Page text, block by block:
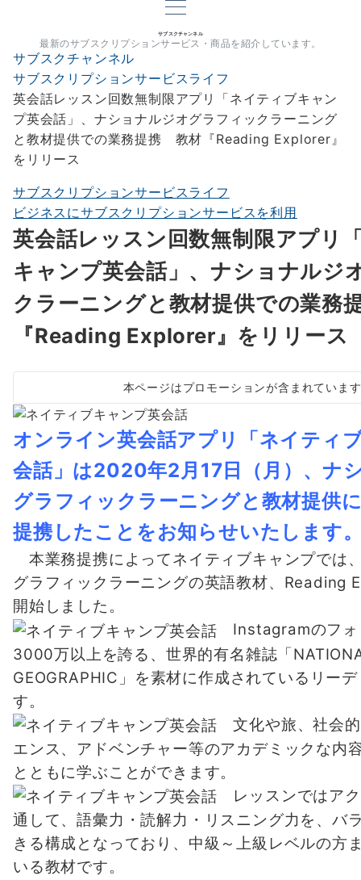
サブスクチャンネル
最新のサブスクリプションサービス・商品を紹介しています。
サブスクチャンネル
サブスクリプションサービスライフ
英会話レッスン回数無制限アプリ「ネイティブキャン
プ英会話」、ナショナルジオグラフィックラーニング
と教材提供での業務提携 教材『Reading Explorer』
をリリース
サブスクリプションサービスライフ
ビジネスにサブスクリプションサービスを利用
英会話レッスン回数無制限アプリ
キャンプ英会話」、ナショナルジ
クラーニングと教材提供での業務
『Reading Explorer』をリリース
本ページはプロモーションが含まれていま
オンライン英会話アプリ「ネイティ
会話」は2020年2月17日（月）、ナ
グラフィックラーニングと教材提供
提携したことをお知らせいたします
本業務提携によってネイティブキャンプでは
グラフィックラーニングの英語教材、Reading
開始しました。
Instagramのフォ
3000万以上を誇る、世界的有名雑誌「
GEOGRAPHIC」を素材に作成されているリー
す。
文化や旅、社会
エンス、アドベンチャー等のアカデミックな内
とともに学ぶことができます。
レッスンではア
通して、語彙力・読解力・リスニング力を、バ
きる構成となっており、中級～上級レベルの方
いる教材です。